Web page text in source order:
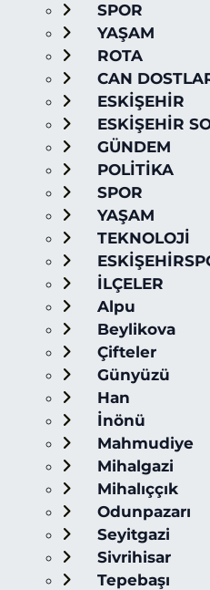
SPOR
YAŞAM
ROTA
CAN
ESKİŞEHİR
ESKİŞEHİR
GÜNDEM
POLİTİKA
SPOR
YAŞAM
TEKNOLOJİ
İLÇELER
Alpu
Beylikova
Çifteler
Günyüzü
Han
İnönü
Mahmudiye
Mihalgazi
Mihalıççık
Odunpazarı
Seyitgazi
Sivrihisar
Tepebaşı